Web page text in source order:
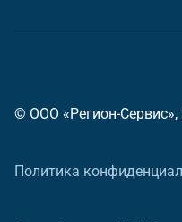
© ООО «Регион-Сервис»,
Политика